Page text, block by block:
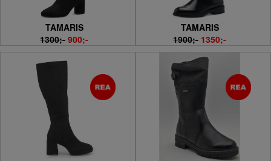
TAMARIS
1300;- 900;-
TAMARIS
1900;- 1350;-